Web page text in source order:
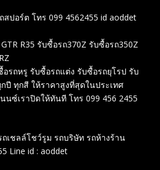
ปอร์ต โทร 099 4562455 id aoddet
R35 รับซื้อรถ370Z รับซื้อรถ350Z
รถหรู รับซื้อรถแต่ง รับซื้อรถยุโรป รับ
ปี ทุกสี ให้ราคาสูงที่สุดในประเทศ
นซ์เราปิดให้ทันที โทร 099 456 2455
ถเชลล์โชว์รูม รถบริษัท รถห้างร้าน
Line id : aoddet